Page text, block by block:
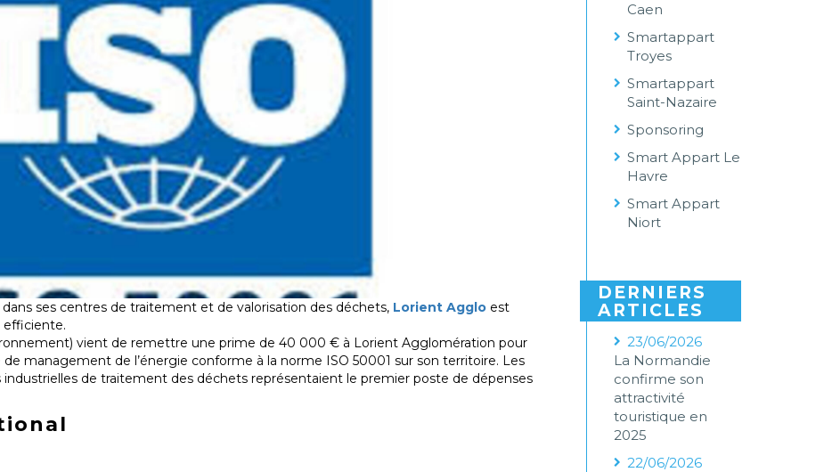
ses centres de traitement et de valorisation des déchets, Lorient Agglo est
efficiente.
vient de remettre une prime de 40 000 € à Lorient Agglomération pour
management de l’énergie conforme à la norme ISO 50001 sur son territoire. Les
industrielles de traitement des déchets représentaient le premier poste de dépenses
Caen
Smartappart
Troyes
Smartappart
Saint-Nazaire
Sponsoring
Smart Appart Le
Havre
Smart Appart
Niort
DERNIERS
ARTICLES
23/06/2026
La Normandie
confirme son
attractivité
touristique en
2025
22/06/2026